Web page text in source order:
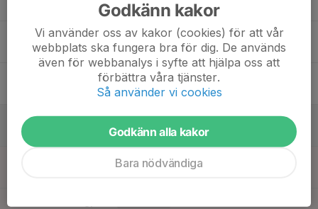
Klubbstugan
Lör
10:00
SkidO SM Lång för alla SkidO
SkidO Sm sprint , för alla SkidO
Godkänn kakor
Vi använder oss av kakor (cookies) för att vår
webbplats ska fungera bra för dig. De används
även för webbanalys i syfte att hjälpa oss att
förbättra våra tjänster.
Så använder vi cookies
Godkänn alla kakor
Bara nödvändiga